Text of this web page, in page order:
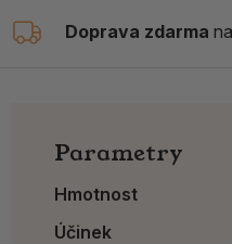
Doprava zdarma
Parametry
Hmotnost
Účinek